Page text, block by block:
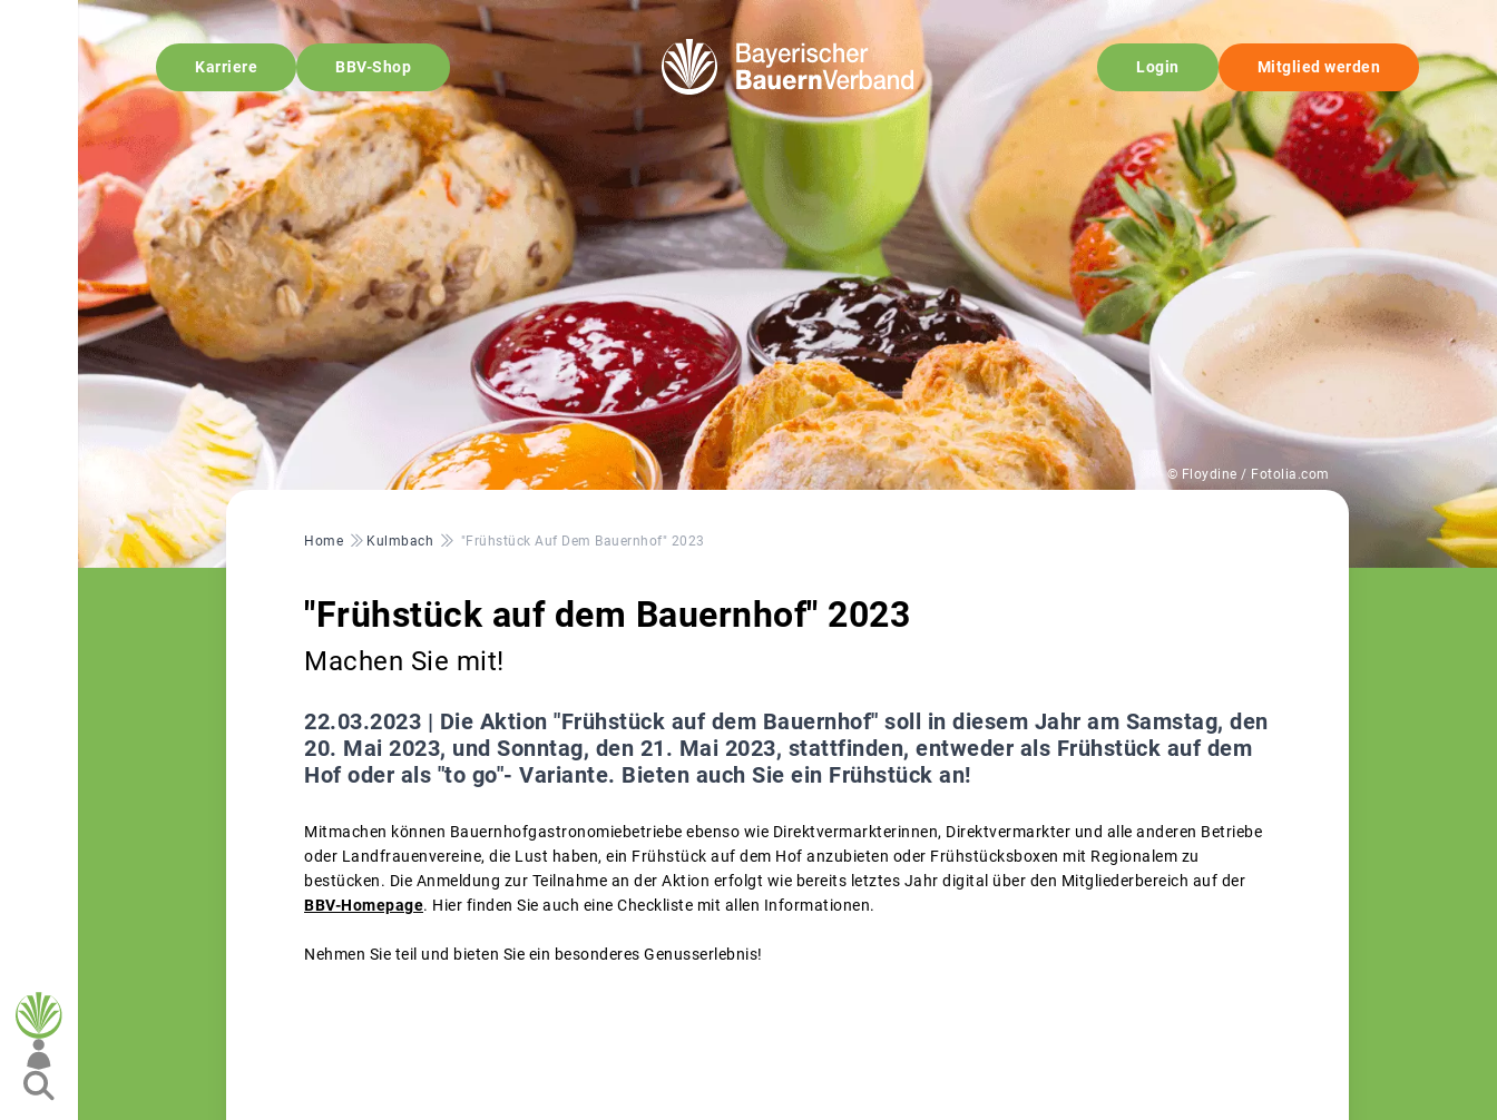
Karriere BBV-Shop Login Mitglied werden
© Floydine / Fotolia.com
Pfadnavigation
Home Kulmbach "Frühstück Auf Dem Bauernhof" 2023
"Frühstück auf dem Bauernhof" 2023
Machen Sie mit!
22.03.2023 | Die Aktion "Frühstück auf dem Bauernhof" soll in diesem Jahr am Samstag, den
20. Mai 2023, und Sonntag, den 21. Mai 2023, stattfinden, entweder als Frühstück auf dem
Hof oder als "to go"- Variante. Bieten auch Sie ein Frühstück an!
Mitmachen können Bauernhofgastronomiebetriebe ebenso wie Direktvermarkterinnen, Direktvermarkter und alle anderen Betriebe
oder Landfrauenvereine, die Lust haben, ein Frühstück auf dem Hof anzubieten oder Frühstücksboxen mit Regionalem zu
bestücken. Die Anmeldung zur Teilnahme an der Aktion erfolgt wie bereits letztes Jahr digital über den Mitgliederbereich auf der
BBV-Homepage. Hier finden Sie auch eine Checkliste mit allen Informationen.
Nehmen Sie teil und bieten Sie ein besonderes Genusserlebnis!